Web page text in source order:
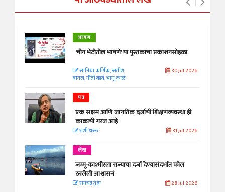
भाषण
'चीन भेटीतील भाषणे' या पुस्तकाचा प्रकाशनसोहळा
सानिया कर्णिक, सतीश
बागल, नीती बडवे, भानू काळे
30 Jul 2026
पत्र
एक सक्षम आणि जागतिक दर्जाची शिक्षणव्यवस्था ही
काळाची गरज आहे
शशी थरूर 31 Jul 2026
लेख
जम्मू-काश्मीरला राज्याचा दर्जा देण्यासंदर्भात फोल
ठरलेली आश्वासनं
रामचंद्र गुहा 28 Jul 2026